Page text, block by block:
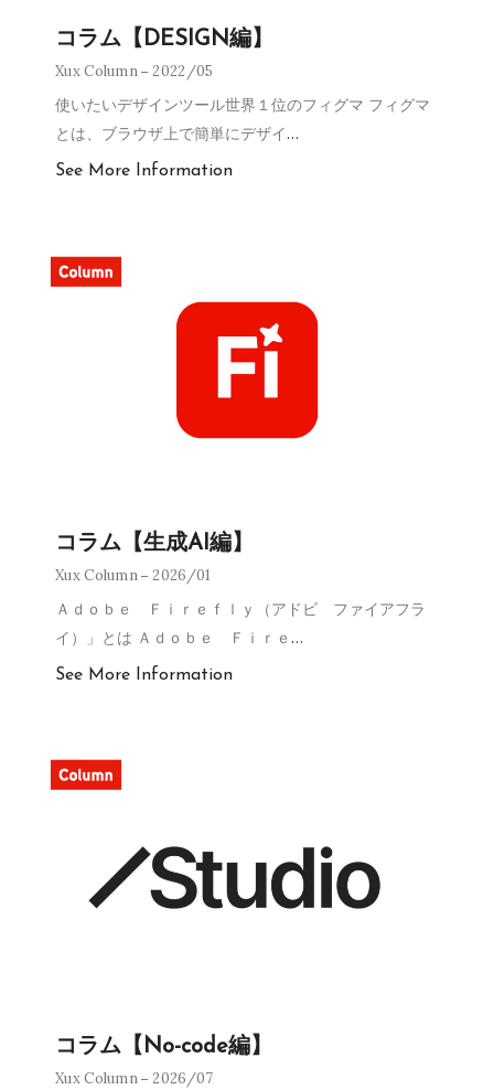
コラム【DESIGN編】
Xux Column 2022/05
使いたいデザインツール世界１位のフィグマ フィグマ
とは、ブラウザ上で簡単にデザイ…
See More Information
コラム【生成AI編】
Xux Column 2026/01
Ａｄｏｂｅ Ｆｉｒｅｆｌｙ（アドビ ファイアフラ
イ）」とは Ａｄｏｂｅ Ｆｉｒｅ …
See More Information
コラム【No-code編】
Xux Column 2026/07